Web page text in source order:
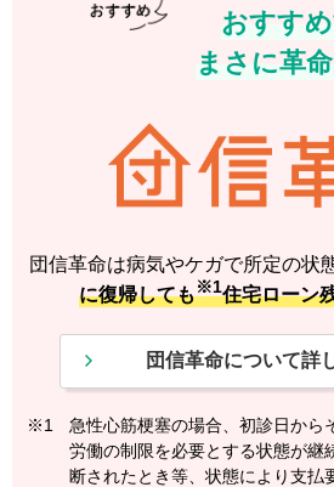
おすすめ
まさに革
団信革命は病気やケガで所定の状
に復帰しても※1住宅ローン
団信革命について詳
※1
急性心筋梗塞の場合、初診日から
労働の制限を必要とする状態が継
断されたとき等、状態により支払